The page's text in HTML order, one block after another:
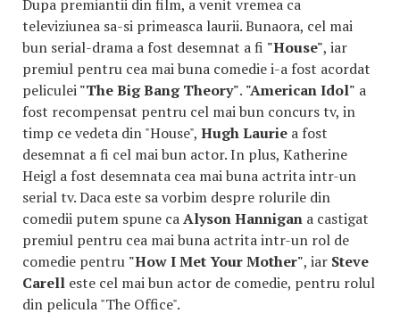
Dupa premiantii din film, a venit vremea ca
televiziunea sa-si primeasca laurii. Bunaora, cel mai
bun serial-drama a fost desemnat a fi "House", iar
premiul pentru cea mai buna comedie i-a fost acordat
peliculei"The Big Bang Theory". "American Idol" a
fost recompensat pentru cel mai bun concurs tv, in
timp ce vedeta din "House", Hugh Laurie a fost
desemnat a fi cel mai bun actor. In plus, Katherine
Heigl a fost desemnata cea mai buna actrita intr-un
serial tv. Daca este sa vorbim despre rolurile din
comedii putem spune caAlyson Hannigan a castigat
premiul pentru cea mai buna actrita intr-un rol de
comedie pentru "How I Met Your Mother", iar Steve
Carell este cel mai bun actor de comedie, pentru rolul
din pelicula "The Office".